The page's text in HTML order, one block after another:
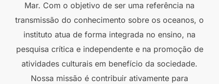
Mar. Com o objetivo de ser uma referência na
transmissão do conhecimento sobre os oceanos, o
instituto atua de forma integrada no ensino, na
pesquisa crítica e independente e na promoção de
atividades culturais em benefício da sociedade.
Nossa missão é contribuir ativamente para